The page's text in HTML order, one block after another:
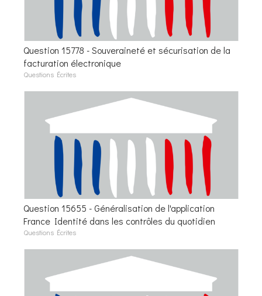
Question 15778 - Souveraineté et sécurisation de la
facturation électronique
Questions Écrites
Question 15655 - Généralisation de l'application
France Identité dans les contrôles du quotidien
Questions Écrites